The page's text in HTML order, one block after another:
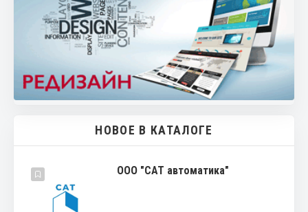
НОВОЕ В КАТАЛОГЕ
ООО "САТ автоматика"